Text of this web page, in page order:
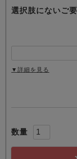
選択肢にないご
▼詳細を見る